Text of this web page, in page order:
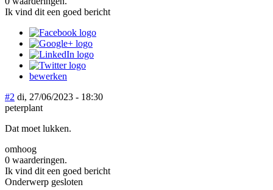
Ik vind dit een goed bericht
bewerken
#2 di, 27/06/2023 - 18:30
peterplant
Dat moet lukken.
omhoog
0 waarderingen.
Ik vind dit een goed bericht
Onderwerp gesloten